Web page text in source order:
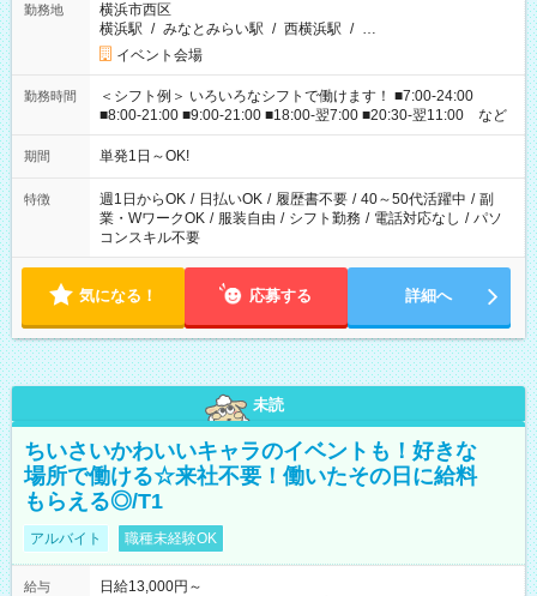
勤務地
横浜市西区
横浜駅 / みなとみらい駅 / 西横浜駅 / …
イベント会場
勤務時間
＜シフト例＞ いろいろなシフトで働けます！ ■7:00-24:00
■8:00-21:00 ■9:00-21:00 ■18:00-翌7:00 ■20:30-翌11:00 など
期間 単発1日～OK!
特徴 週1日からOK / 日払いOK / 履歴書不要 / 40～50代活躍中 / 副
業・WワークOK / 服装自由 / シフト勤務 / 電話対応なし / パソ
コンスキル不要
気になる！ 応募する 詳細へ
未読
ちいさいかわいいキャラのイベントも！好きな
場所で働ける☆来社不要！働いたその日に給料
もらえる◎/T1
アルバイト 職種未経験OK
給与
日給13,000円～